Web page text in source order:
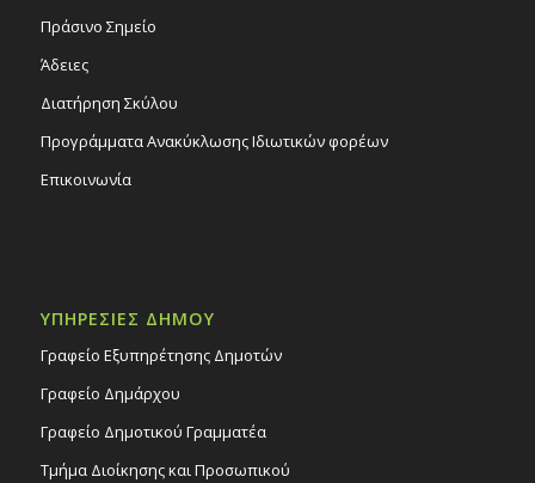
Πράσινο Σημείο
Άδειες
Διατήρηση Σκύλου
Προγράμματα Ανακύκλωσης Ιδιωτικών φορέων
Επικοινωνία
ΥΠΗΡΕΣΙΕΣ ΔΗΜΟΥ
Γραφείο Εξυπηρέτησης Δημοτών
Γραφείο Δημάρχου
Γραφείο Δημοτικού Γραμματέα
Τμήμα Διοίκησης και Προσωπικού